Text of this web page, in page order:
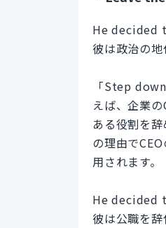
He decided
彼は政治の地
「Step
えば、企業
ある役割を
の理由で
用されます。
He decided
彼は公職を辞